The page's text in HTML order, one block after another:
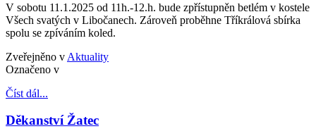
V sobotu 11.1.2025 od 11h.-12.h. bude zpřístupněn betlém v kostele
Všech svatých v Libočanech. Zároveň proběhne Tříkrálová sbírka
spolu se zpíváním koled.
Zveřejněno v Aktuality
Označeno v
Číst dál...
Děkanství Žatec